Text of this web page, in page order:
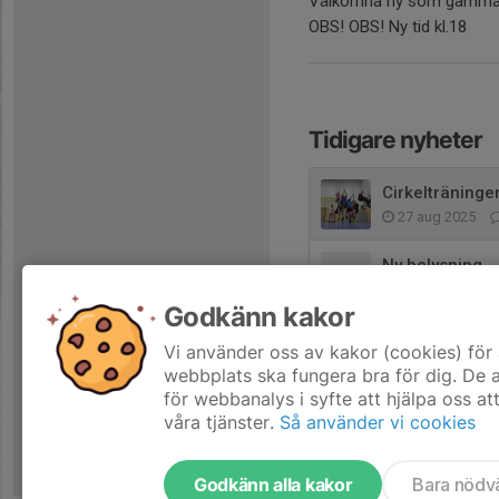
OBS! OBS! Ny tid kl.18
Tidigare nyheter
27 aug 2025
Ny belysning
2 jan 2025
Godkänn kakor
Vi använder oss av kakor (cookies)
webbplats ska fungera bra för dig. De
för webbanalys i syfte att hjälpa oss
våra tjänster. Så använder vi cookies
Godkänn alla kakor Bara